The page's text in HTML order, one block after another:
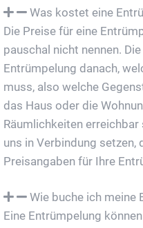
Was kostet eine
Die Preise für eine
pauschal nicht nennen.
Entrümpelung danach,
muss, also welche
das Haus oder die
Räumlichkeiten
uns in Verbindung setzen,
Preisangaben für Ihre
Wie buche ich meine
Eine Entrümpelung